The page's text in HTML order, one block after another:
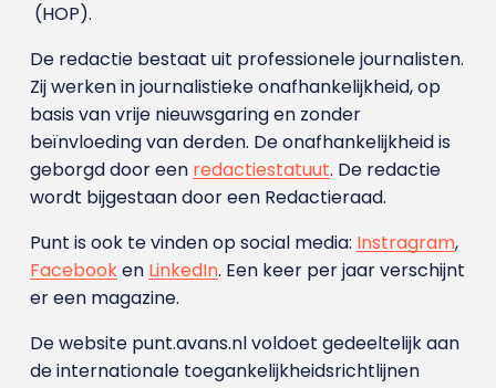
(HOP).
De redactie bestaat uit professionele journalisten.
Zij werken in journalistieke onafhankelijkheid, op
basis van vrije nieuwsgaring en zonder
beïnvloeding van derden. De onafhankelijkheid is
geborgd door een redactiestatuut. De redactie
wordt bijgestaan door een Redactieraad.
Punt is ook te vinden op social media: Instragram,
Facebooken LinkedIn. Een keer per jaar verschijnt
er een magazine.
De website punt.avans.nl voldoet gedeeltelijk aan
de internationale toegankelijkheidsrichtlijnen